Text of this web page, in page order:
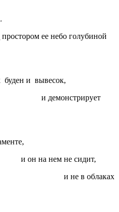
небо голубиной
буден и вывесок,
не сидит,